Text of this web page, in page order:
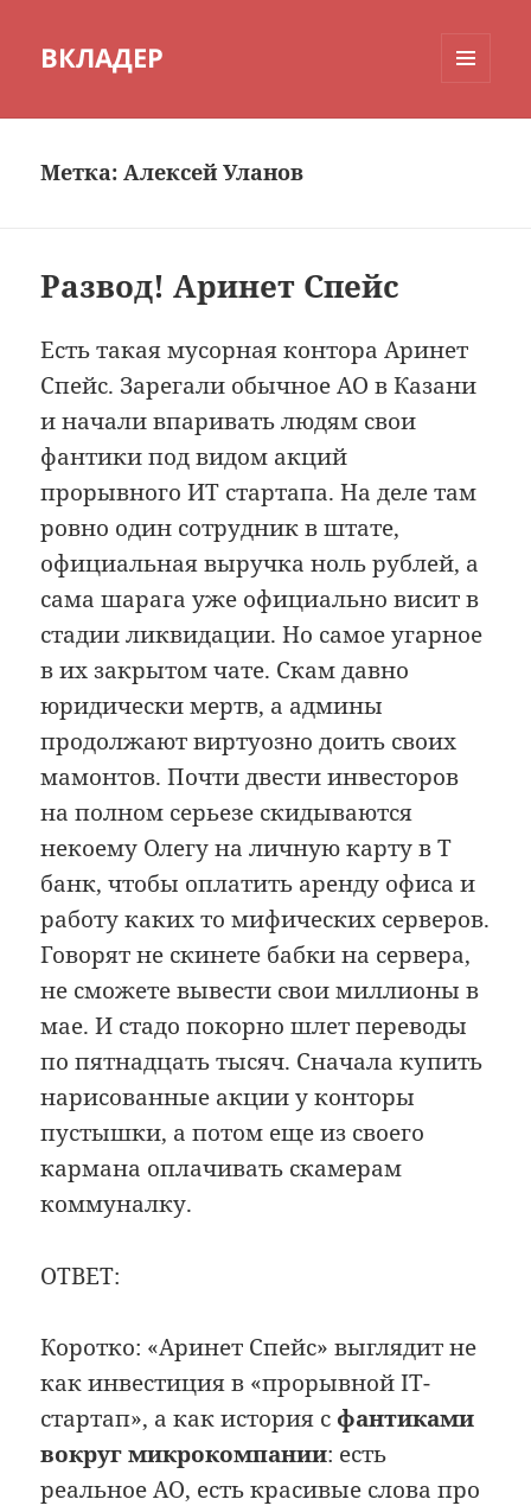
ВКЛАДЕР
Метка:Алексей Уланов
Развод! Аринет Спейс
Есть такая мусорная контора Аринет
Спейс. Зарегали обычное АО в Казани
и начали впаривать людям свои
фантики под видом акций
прорывного ИТ стартапа. На деле там
ровно один сотрудник в штате,
официальная выручка ноль рублей, а
сама шарага уже официально висит в
стадии ликвидации. Но самое угарное
в их закрытом чате. Скам давно
юридически мертв, а админы
продолжают виртуозно доить своих
мамонтов. Почти двести инвесторов
на полном серьезе скидываются
некоему Олегу на личную карту в Т
банк, чтобы оплатить аренду офиса и
работу каких то мифических серверов.
Говорят не скинете бабки на сервера,
не сможете вывести свои миллионы в
мае. И стадо покорно шлет переводы
по пятнадцать тысяч. Сначала купить
нарисованные акции у конторы
пустышки, а потом еще из своего
кармана оплачивать скамерам
коммуналку.
ОТВЕТ:
Коротко: «Аринет Спейс» выглядит не
как инвестиция в «прорывной IT-
стартап», а как история с фантиками
вокруг микрокомпании: есть
реальное АО, есть красивые слова про